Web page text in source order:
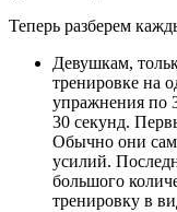
Теперь разберем
Девушкам,
тренировке на
упражнения по
30 секунд.
Обычно они
усилий.
большого
тренировку в